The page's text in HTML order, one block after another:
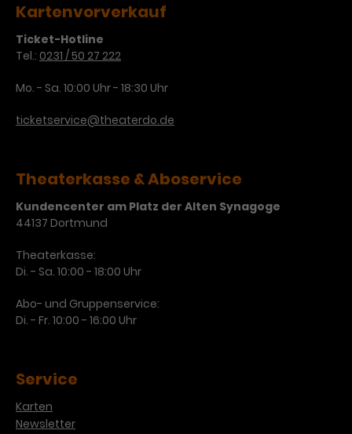
Kartenvorverkauf
Ticket-Hotline
Tel.: 0231 / 50 27 222
Mo. - Sa. 10:00 Uhr - 18:30 Uhr
ticketservice@theaterdo.de
Theaterkasse & Aboservice
Kundencenter am Platz der Alten Synagoge
44137 Dortmund
Theaterkasse:
Di. - Sa. 10:00 - 18:00 Uhr
Abo- und Gruppenservice:
Di. - Fr. 10:00 - 16:00 Uhr
Service
Karten
Newsletter